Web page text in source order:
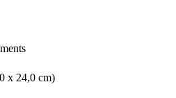
x 24,0 cm)